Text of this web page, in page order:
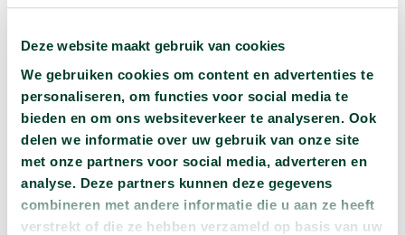
Deze website maakt gebruik van cookies
We gebruiken cookies om content en advertenties te
personaliseren, om functies voor social media te
bieden en om ons websiteverkeer te analyseren. Ook
delen we informatie over uw gebruik van onze site
met onze partners voor social media, adverteren en
analyse. Deze partners kunnen deze gegevens
combineren met andere informatie die u aan ze heeft
verstrekt of die ze hebben verzameld op basis van uw